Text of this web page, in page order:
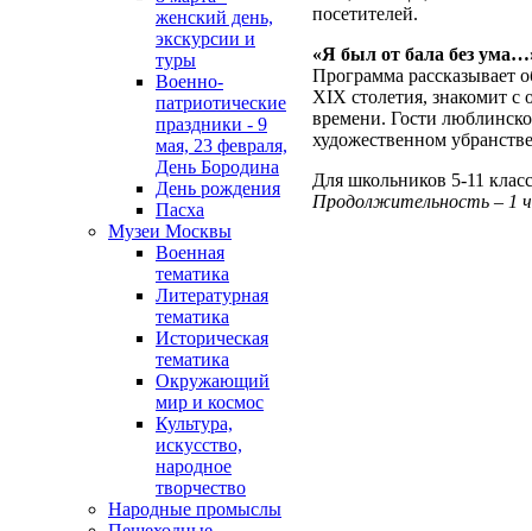
женский день,
экскурсии и
туры
Военно-
патриотические
праздники - 9
мая, 23 февраля,
День Бородина
День рождения
Пасха
Музеи Москвы
Военная
тематика
Литературная
тематика
Историческая
тематика
Окружающий
мир и космос
Культура,
искусство,
народное
творчество
Народные промыслы
посетителей.
«Я был от бала без
Программа рассказывает
XIX столетия, знакомит с
времени. Гости
художественном
Для школьников 5-11
Продолжительность – 1